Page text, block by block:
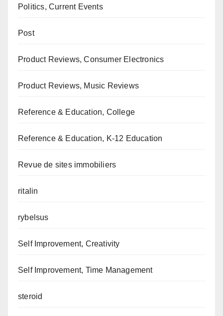
Politics, Current Events
Post
Product Reviews, Consumer Electronics
Product Reviews, Music Reviews
Reference & Education, College
Reference & Education, K-12 Education
Revue de sites immobiliers
ritalin
rybelsus
Self Improvement, Creativity
Self Improvement, Time Management
steroid